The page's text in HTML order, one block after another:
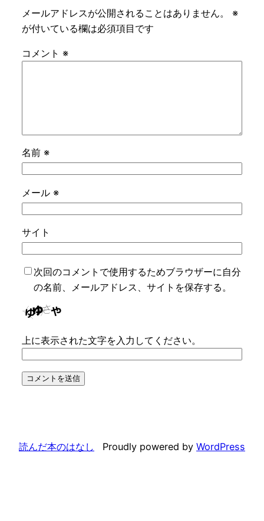
メールアドレスが公開されることはありません。
※
が付いている欄は必須項目です
コメント ※
名前 ※
メール ※
サイト
次回のコメントで使用するためブラウザーに自分
の名前、メールアドレス、サイトを保存する。
上に表示された文字を入力してください。
読んだ本のはなし Proudly powered by WordPress